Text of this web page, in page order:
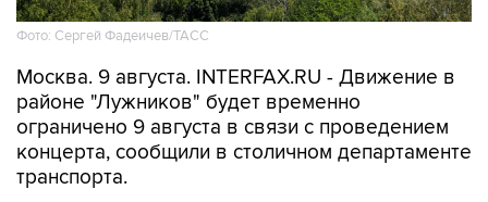
Фото: Сергей Фадеичев/ТАСС
Москва. 9 августа. INTERFAX.RU - Движение в
районе "Лужников" будет временно
ограничено 9 августа в связи с проведением
концерта, сообщили в столичном департаменте
транспорта.